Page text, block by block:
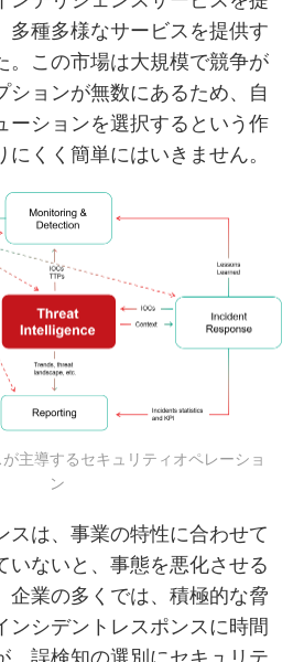
多種多様なサービスを提供す
。この市場は大規模で競争が
ションが無数にあるため、自
ーションを選択するという作
くく簡単にはいきません。
主導するセキュリティオペレーショ
ン
スは、事業の特性に合わせて
いないと、事態を悪化させる
企業の多くでは、積極的な脅
ンシデントレスポンスに時間